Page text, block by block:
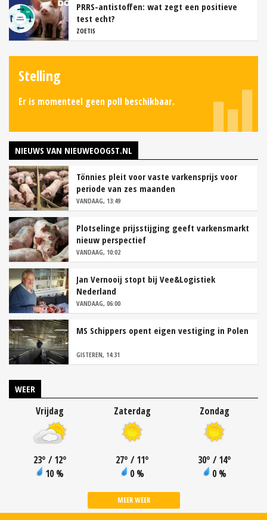
PRRS-antistoffen: wat zegt een positieve
test echt?
ZOETIS
Stelling
Er is momenteel geen poll beschikbaar.
NIEUWS VAN NIEUWEOOGST.NL
Tönnies pleit voor vaste varkensprijs voor
periode van zes maanden
VANDAAG, 13:49
Plotselinge prijsstijging geeft varkensmarkt
nieuw perspectief
VANDAAG, 10:02
Jan Vernooij stopt bij Vee&Logistiek
Nederland
VANDAAG, 06:00
MS Schippers opent eigen vestiging in Polen
GISTEREN, 14:31
WEER
Vrijdag
23° / 12°
10 %
Zaterdag
27° / 11°
0 %
Zondag
30° / 14°
0 %
MEER WEER